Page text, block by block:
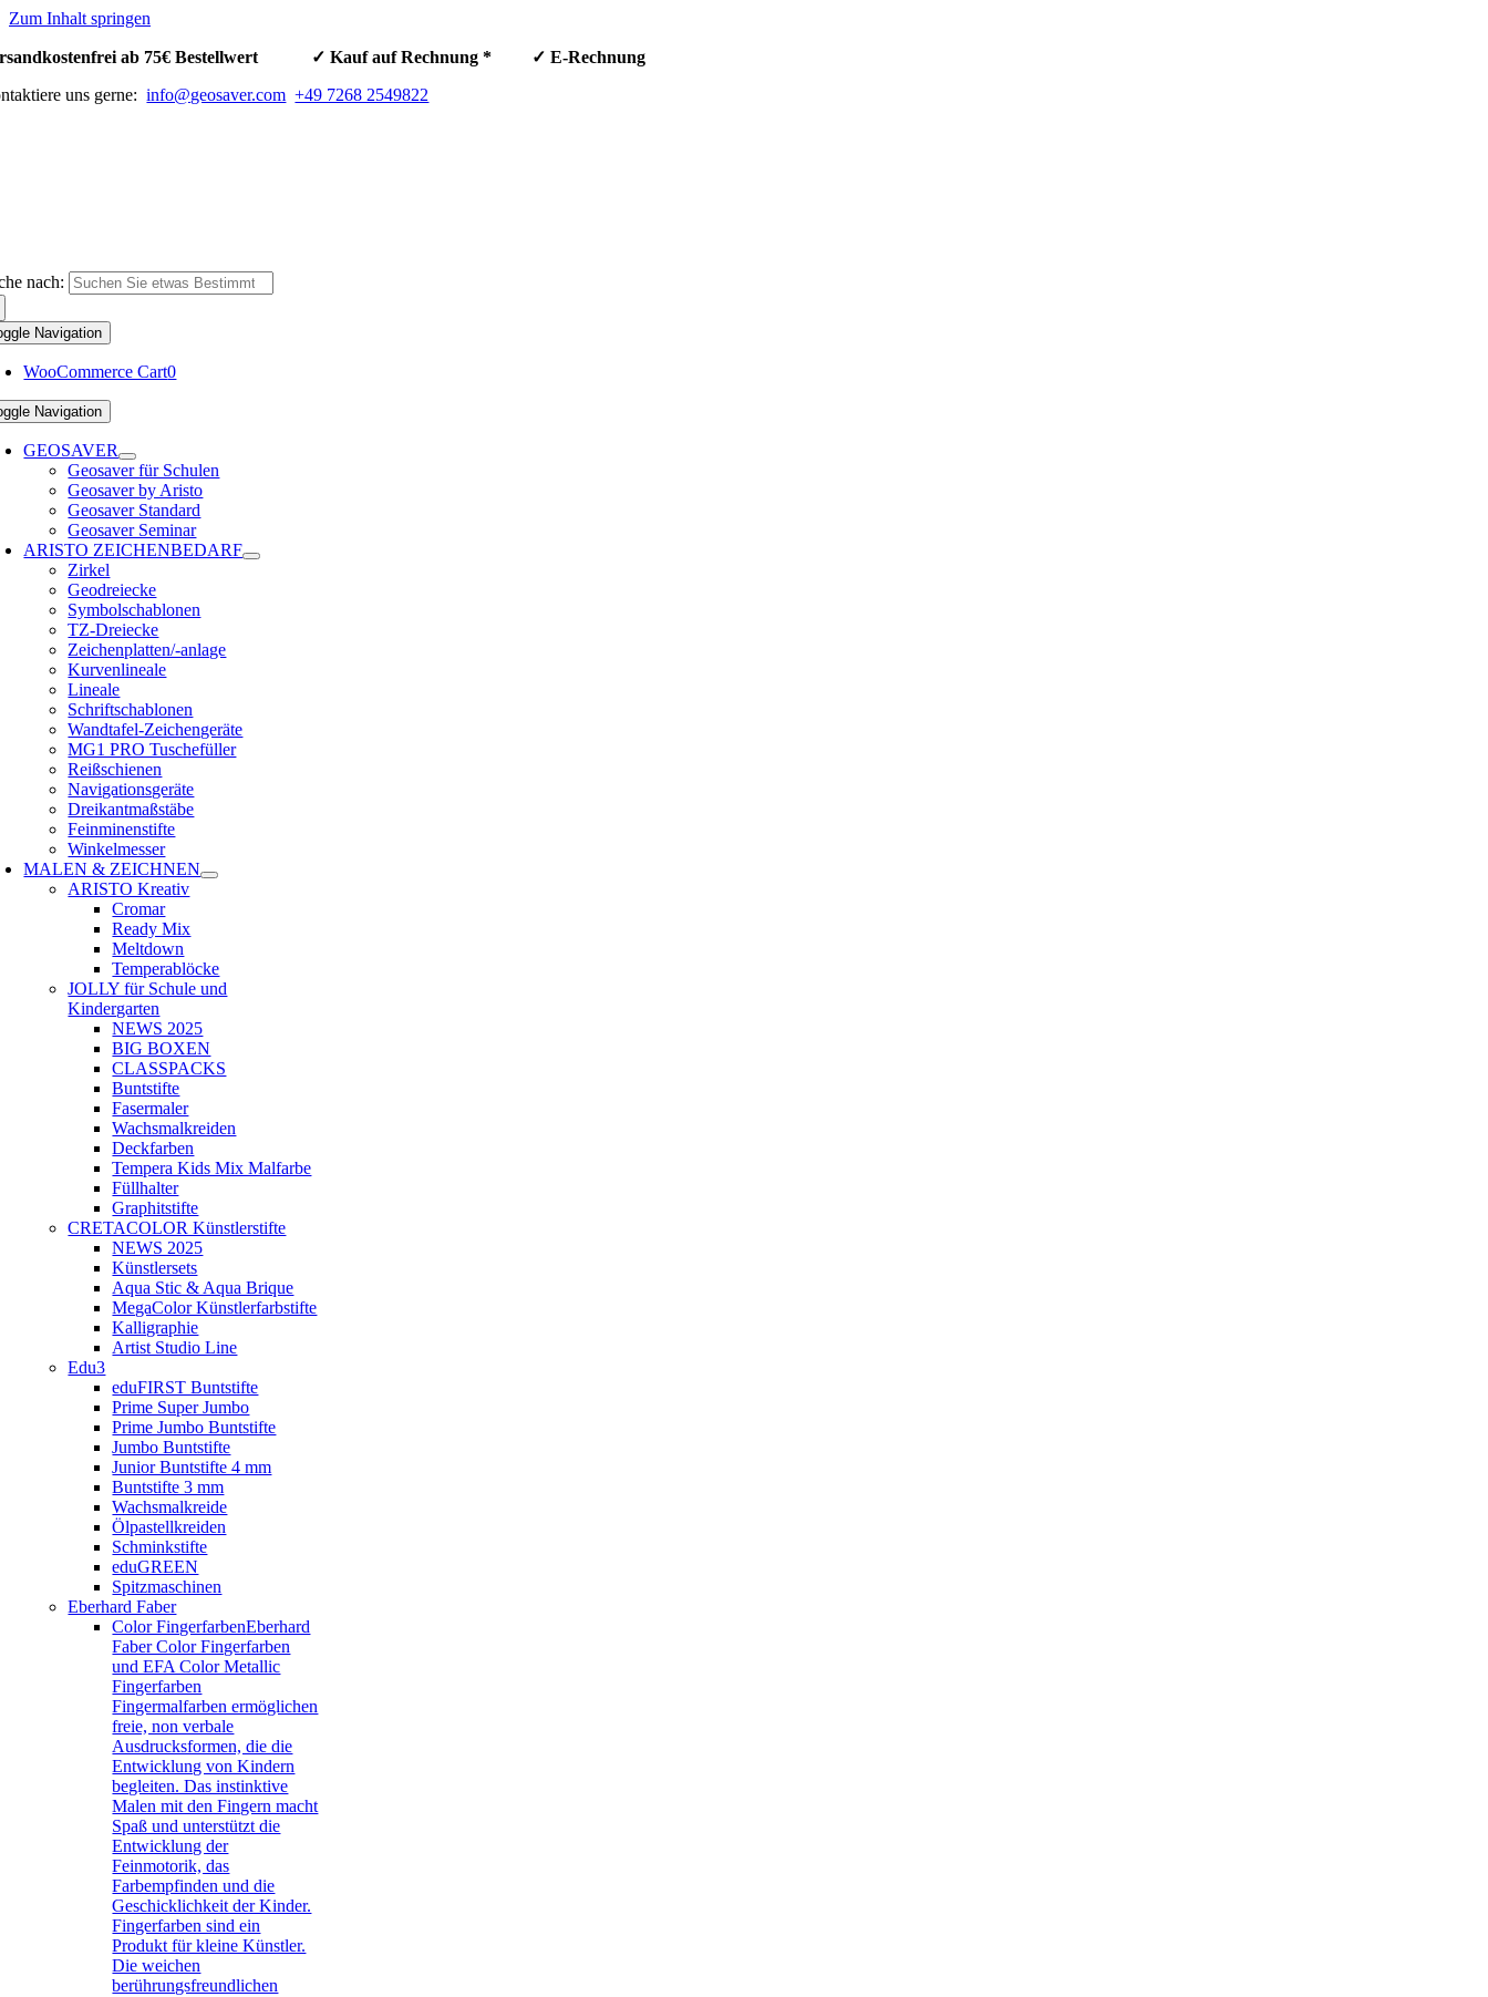
Zum Inhalt springen
ab 75€ Bestellwert ✓ Kauf auf Rechnung * ✓ E-Rechnung
uns gerne: info@geosaver.com +49 7268 2549822
nach:
Navigation
WooCommerce Cart0
Navigation
GEOSAVER
Geosaver für Schulen
Geosaver by Aristo
Geosaver Standard
Geosaver Seminar
ARISTO ZEICHENBEDARF
Zirkel
Geodreiecke
Symbolschablonen
TZ-Dreiecke
Zeichenplatten/-anlage
Kurvenlineale
Lineale
Schriftschablonen
Wandtafel-Zeichengeräte
MG1 PRO Tuschefüller
Reißschienen
Navigationsgeräte
Dreikantmaßstäbe
Feinminenstifte
Winkelmesser
MALEN & ZEICHNEN
ARISTO Kreativ
Cromar
Ready Mix
Meltdown
Temperablöcke
JOLLY für Schule und
Kindergarten
NEWS 2025
BIG BOXEN
CLASSPACKS
Buntstifte
Fasermaler
Wachsmalkreiden
Deckfarben
Tempera Kids Mix Malfarbe
Füllhalter
Graphitstifte
CRETACOLOR Künstlerstifte
NEWS 2025
Künstlersets
Aqua Stic & Aqua Brique
MegaColor Künstlerfarbstifte
Kalligraphie
Artist Studio Line
Edu3
eduFIRST Buntstifte
Prime Super Jumbo
Prime Jumbo Buntstifte
Jumbo Buntstifte
Junior Buntstifte 4 mm
Buntstifte 3 mm
Wachsmalkreide
Ölpastellkreiden
Schminkstifte
eduGREEN
Spitzmaschinen
Eberhard Faber
Color FingerfarbenEberhard
Faber Color Fingerfarben
und EFA Color Metallic
Fingerfarben
Fingermalfarben ermöglichen
freie, non verbale
Ausdrucksformen, die die
Entwicklung von Kindern
begleiten. Das instinktive
Malen mit den Fingern macht
Spaß und unterstützt die
Entwicklung der
Feinmotorik, das
Farbempfinden und die
Geschicklichkeit der Kinder.
Fingerfarben sind ein
Produkt für kleine Künstler.
Die weichen
berührungsfreundlichen